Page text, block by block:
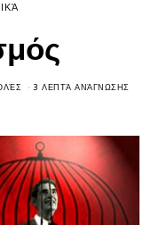
3 ΛΕΠΤΆ ΑΝΆΓΝΩΣΗΣ